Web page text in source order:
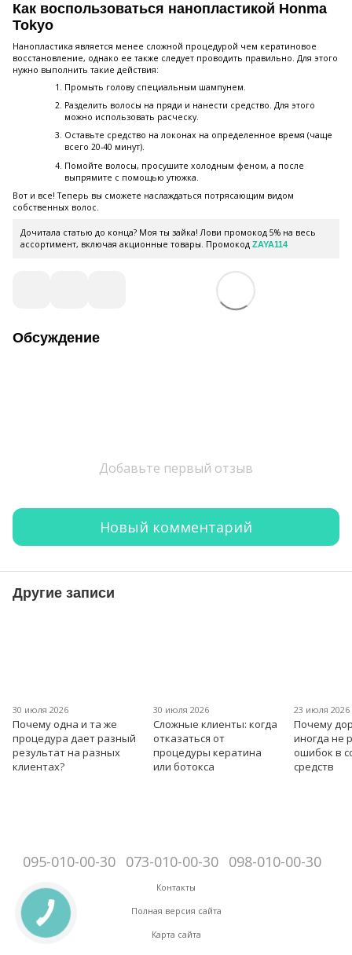
Как воспользоваться нанопластикой Honma
Tokyo
Нанопластика является менее сложной процедурой чем кератиновое
восстановление, однако ее также следует проводить правильно. Для этого
нужно выполнить такие действия:
Промыть голову специальным шампунем.
Разделить волосы на пряди и нанести средство. Для этого
можно использовать расческу.
Оставьте средство на локонах на определенное время (чаще
всего 20-40 минут).
Помойте волосы, просушите холодным феном, а после
выпрямите с помощью утюжка.
Вот и все! Теперь вы сможете наслаждаться потрясающим видом
собственных волос.
Дочитала статью до конца? Моя ты зайка! Лови промокод 5% на весь
ассортимент, включая акционные товары. Промокод ZAYA114
Обсуждение
Добавьте первый отзыв
Новый комментарий
Другие записи
30 июля 2026
Почему одна и та же
процедура дает разный
результат на разных
клиентах?
30 июля 2026
Сложные клиенты: когда
отказаться от
процедуры кератина
или ботокса
23 июля 2026
Почему
иногда не
ошибок в
средств
095-010-00-30 073-010-00-30 098-010-00-30
Контакты
Полная версия сайта
Карта сайта